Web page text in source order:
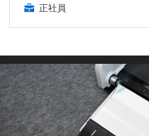
正社員